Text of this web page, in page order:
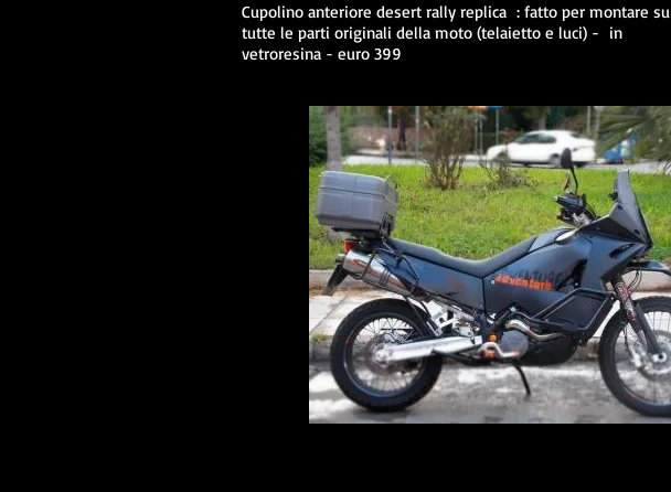
Cupolino anteriore desert rally replica : fatto per montare su
tutte le parti originali della moto (telaietto e luci) - in
vetroresina - euro 399